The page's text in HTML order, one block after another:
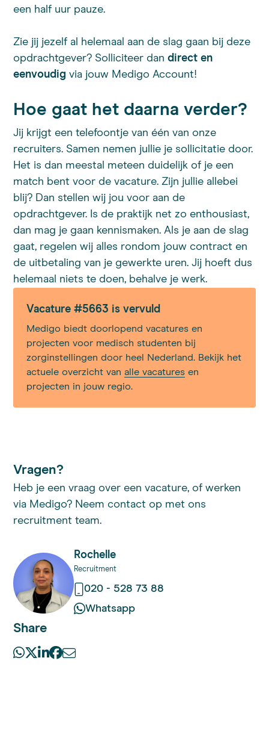
een half uur pauze.
Zie jij jezelf al helemaal aan de slag gaan bij deze
opdrachtgever? Solliciteer dandirect en
eenvoudig via jouw Medigo Account!
Hoe gaat het daarna verder?
Jij krijgt een telefoontje van één van onze
recruiters. Samen nemen jullie je sollicitatie door.
Het is dan meestal meteen duidelijk of je een
match bent voor de vacature. Zijn jullie allebei
blij? Dan stellen wij jou voor aan de
opdrachtgever. Is de praktijk net zo enthousiast,
dan mag je gaan kennismaken. Als je aan de slag
gaat, regelen wij alles rondom jouw contract en
de uitbetaling van je gewerkte uren. Jij hoeft dus
helemaal niets te doen, behalve je werk.
Vacature #5663 is vervuld
Medigo biedt doorlopend vacatures en
projecten voor medisch studenten bij
zorginstellingen door heel Nederland. Bekijk het
actuele overzicht vanalle vacatures en
projecten in jouw regio.
Vragen?
Heb je een vraag over een vacature, of werken
via Medigo? Neem contact op met ons
recruitment team.
Rochelle
Recruitment
020 - 528 73 88
Whatsapp
Share